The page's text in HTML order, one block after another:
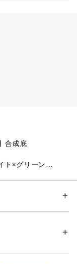
合成底
ト×グリーン
外し可)
4Eワイドタイプ。
リサイクル素材を